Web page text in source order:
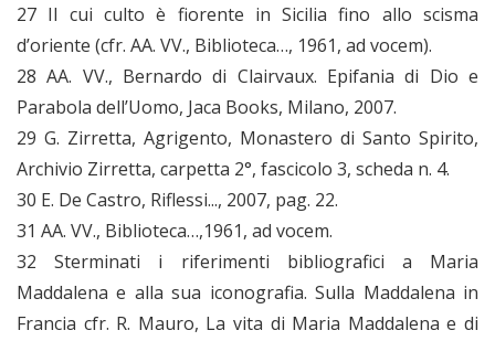
27 Il cui culto è fiorente in Sicilia fino allo scisma
d’oriente (cfr. AA. VV., Biblioteca…, 1961, ad vocem).
28 AA. VV., Bernardo di Clairvaux. Epifania di Dio e
Parabola dell’Uomo, Jaca Books, Milano, 2007.
29 G. Zirretta, Agrigento, Monastero di Santo Spirito,
Archivio Zirretta, carpetta 2°, fascicolo 3, scheda n. 4.
30 E. De Castro, Riflessi..., 2007, pag. 22.
31 AA. VV., Biblioteca…,1961, ad vocem.
32 Sterminati i riferimenti bibliografici a Maria
Maddalena e alla sua iconografia. Sulla Maddalena in
Francia cfr. R. Mauro, La vita di Maria Maddalena e di